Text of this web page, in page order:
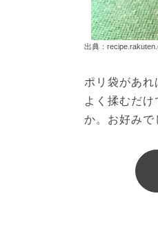
出典：
ポリ袋があ
よく揉むだ
か。お好みで